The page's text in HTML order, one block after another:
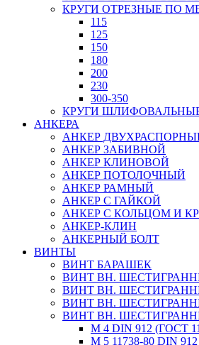
КРУГИ ОТРЕЗНЫЕ ПО
115
125
150
180
200
230
300-350
КРУГИ
АНКЕРА
АНКЕР
АНКЕР ЗАБИВНОЙ
АНКЕР КЛИНОВОЙ
АНКЕР ПОТОЛОЧНЫЙ
АНКЕР РАМНЫЙ
АНКЕР С ГАЙКОЙ
АНКЕР С КОЛЬЦОМ И
АНКЕР-КЛИН
АНКЕРНЫЙ БОЛТ
ВИНТЫ
ВИНТ БАРАШЕК
ВИНТ ВН.
ВИНТ ВН.
ВИНТ ВН.
ВИНТ ВН.
М 4 DIN 912 (ГОСТ
М 5 11738-80 DIN 912